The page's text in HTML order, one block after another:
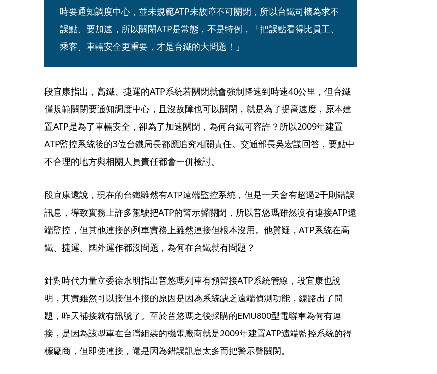
時要通知調度中心，並未規範ATP未故障不可關閉，所以台鐵司機為求不
誤點、要加速，所以關閉ATP是常態，不是特例，「把誤點看得比員工、
乘客、車輛安全更重要，才是台鐵的大問題！」
段宜康指出，高鐵、捷運的ATP系統若關閉就會強制降速到時速40公里，但台鐵
僅規範關閉要通知調度中心，且沒故障也可以關閉，就是為了提高速度，原本建
置ATP是為了車輛安全，卻為了加速關閉，為何台鐵可容許？所以2009年建置
ATP監控系統後的3位台鐵局長都應追究相關責任。交通部長吳宏謀回答，要點中
不合理的地方與相關人員責任都會一併檢討。
段宜康還說，現在的台鐵雖然有ATP遠端監控系統，但是一天會有超過2千則錯誤
訊息，導致實務上許多駕駛把ATP的警示聲關閉，所以普悠瑪雖然沒有連接ATP遠
端監控，但其他連接的列車實務上雖然連接但根本沒用。他質疑，ATP系統在高
鐵、捷運、國外運作都沒問題，為何在台鐵就有問題？
針對時代力量立委徐永明指出普悠瑪列車有預留接ATP系統管線，段宜康也說
明，其實雖然可以接但不接的原因是因為系統缺乏遠端偵測功能，線路出了問
題，昨天補接就有訊號了。至於普悠瑪之後採購的EMU800型電聯車為何有連
接，是因為該型車在台灣組裝的機電廠商就是2009年建置ATP遠端監控系統的得
標廠商，但即使連接，還是因為錯誤訊息太多而把警示聲關閉。